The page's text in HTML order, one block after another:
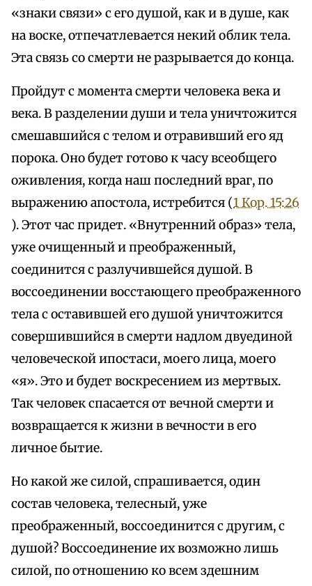
«знаки связи» с его душой, как и в душе, как
на воске, отпечатлевается некий облик тела.
Эта связь со смерти не разрывается до конца.
Пройдут с момента смерти человека века и
века. В разделении души и тела уничтожится
смешавшийся с телом и отравивший его яд
порока. Оно будет готово к часу всеобщего
оживления, когда наш последний враг, по
выражению апостола, истребится (1 Кор. 15:26
). Этот час придет. «Внутренний образ» тела,
уже очищенный и преображенный,
соединится с разлучившейся душой. В
воссоединении восстающего преображенного
тела с оставившей его душой уничтожится
совершившийся в смерти надлом двуединой
человеческой ипостаси, моего лица, моего
«я». Это и будет воскресением из мертвых.
Так человек спасается от вечной смерти и
возвращается к жизни в вечности в его
личное бытие.
Но какой же силой, спрашивается, один
состав человека, телесный, уже
преображенный, воссоединится с другим, с
душой? Воссоединение их возможно лишь
силой, по отношению ко всем здешним